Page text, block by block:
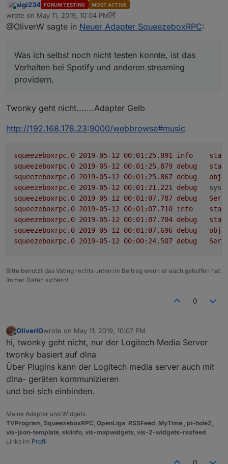
die Version wurde nach der Vollständigkeit
angepasst
der Adapter wurde in latest aufgenommen und
Konfigurationsmöglichkeiten über den
Konfigurationsdialog
der Adapter führ selbst eine Suche nach
Konfigurationsdialog zur Auswahl an
die Steuermöglichkeiten des Players und der
*- es kann nun ein Playlisteintrag direkt, aber
gewählt werden.
Zeit. Hier kann eine Postiotion im Track direkt
über die Sekunden aber auch relativ gewählt
werden (bspw 100, +20, -10)
*- auch die repeat und shuffle sind nun in allen
formen zur Steuerung verfügbar.
Eine detaillierte Beschreibung der verfügbaren states
ist auf englisch bei
Media Server besitzt und mir Rückmeldung geben
könntet, ob bei euch alles funktioniert oder irgendwie
Fehler und Verbesserungsvorschläge können über
Was ich selbst noch nicht testen konnte, ist das
Verhalten bei Spotify und anderen streaming
Online
sigi234 FORUM TESTING MOST ACTIVE
wrote on May 11, 2019, 10:04 PM
last edited by sigi234May 12, 2019, 12:04 AM
@OliverW sagte in Neuer Adapter SqueezeboxRPC:
Was ich selbst noch nicht testen konnte, ist das
Verhalten bei Spotify und anderen streaming
providern.
Twonky geht nicht.......Adapter Gelb
http://192.168.178.23:9000/webbrowse#music
squeezeboxrpc.0 info
squeezeboxrpc.0
debug
squeezeboxrpc.0
debug
squeezeboxrpc.0
debug
squeezeboxrpc.0
debug
squeezeboxrpc.0
info
squeezeboxrpc.0
debug
squeezeboxrpc.0
debug
squeezeboxrpc.0
debug
Bitte benutzt das Voting rechts unten im Beitrag wenn er euch geholfen hat.
Immer Daten sichern!
0
Offline
OliverIOwrote on May 11, 2019, 10:07 PM
last edited by
hi, twonky geht nicht, nur der Logitech Media Server
twonky basiert auf dlna
Über Plugins kann der Logitech media server auch mit
dlna- geräten kommunizieren
und bei sich einbinden.
Meine Adapter und Widgets
TVProgram, SqueezeboxRPC, OpenLiga, RSSFeed, MyTime,, pi-hole2,
vis-json-template, skiinfo, vis-mapwidgets, vis-2-widgets-rssfeed
Links im Profil